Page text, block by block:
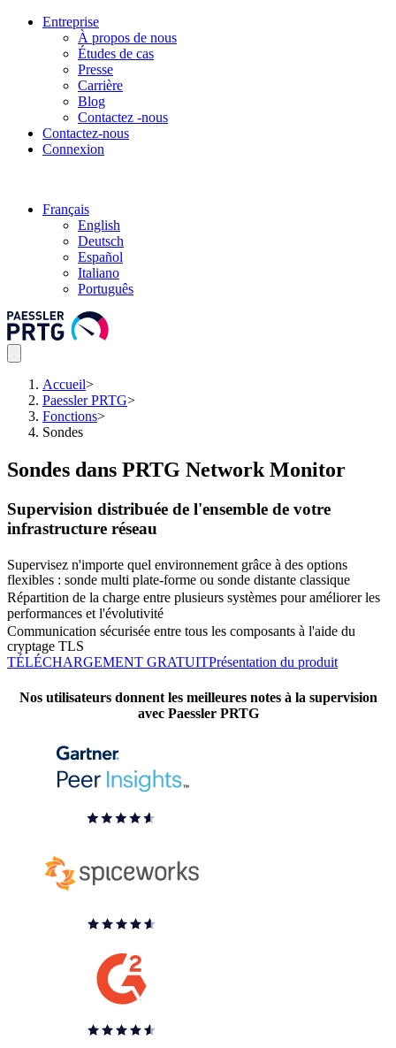
Entreprise
À propos de nous
Études de cas
Presse
Carrière
Blog
Contactez -nous
Contactez-nous
Connexion
Français
English
Deutsch
Español
Italiano
Português
Accueil>
Paessler PRTG>
Fonctions>
Sondes
Sondes dans PRTG Network Monitor
Supervision distribuée de l'ensemble de votre
infrastructure réseau
Supervisez n'importe quel environnement grâce à des options
flexibles : sonde multi plate-forme ou sonde distante classique
Répartition de la charge entre plusieurs systèmes pour améliorer les
performances et l'évolutivité
Communication sécurisée entre tous les composants à l'aide du
cryptage TLS
TÉLÉCHARGEMENT GRATUITPrésentation du produit
Nos utilisateurs donnent les meilleures notes à la supervision
avec Paessler PRTG